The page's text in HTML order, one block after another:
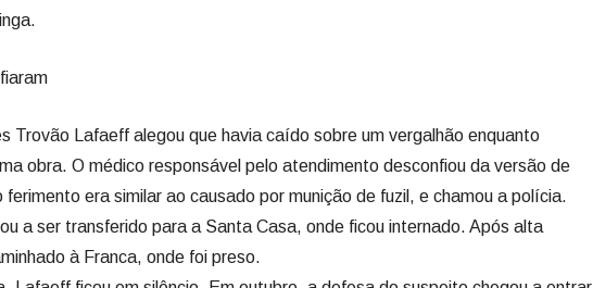
Trovão Lafaeff alegou que havia caído sobre um vergalhão enquanto
obra. O médico responsável pelo atendimento desconfiou da versão de
ferimento era similar ao causado por munição de fuzil, e chamou a polícia.
a ser transferido para a Santa Casa, onde ficou internado. Após alta
à Franca, onde foi preso.